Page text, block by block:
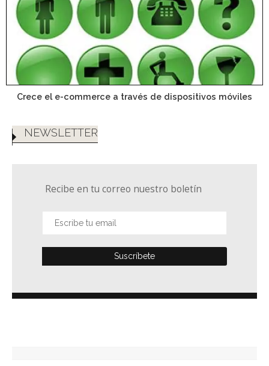
Crece el e-commerce a través de dispositivos móviles
NEWSLETTER
Recibe en tu correo nuestro boletín